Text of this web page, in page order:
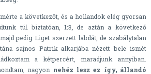
a következőt, és a hollandok elég gyorsan
túl biztatóan, 1:3, de aztán a következő
pedig Liget szerzett labdát, de szabálytalan
sajnos Patrik alkarjába nézett bele ismét
a kétpercért, maradjunk annyiban.
nagyon nehéz lesz ez így, állandó